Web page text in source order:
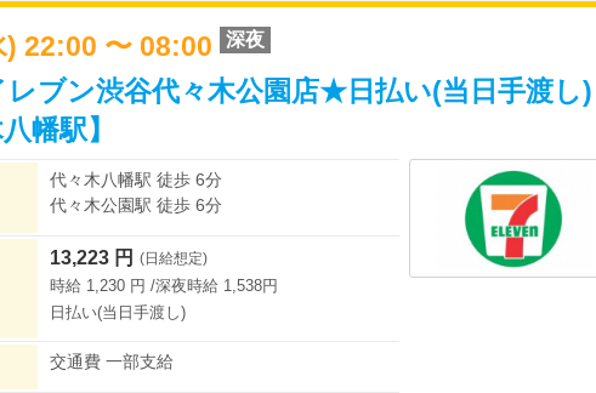
) 22:00 〜 08:00 深夜
レブン渋谷代々木公園店★日払い(当日手渡し)
幡駅】
代々木八幡駅 徒歩 6分
代々木公園駅 徒歩 6分
13,223 円 (日給想定)
時給 1,230 円 /深夜時給 1,538円
日払い(当日手渡し)
交通費 一部支給